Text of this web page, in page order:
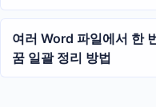
여러 Word 파일에서 한
꿈 일괄 정리 방법